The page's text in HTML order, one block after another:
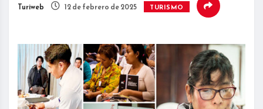
Turiweb 12 de febrero de 2025 TURISMO